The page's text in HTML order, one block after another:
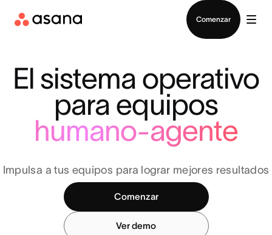
Comenzar
El sistema operativo
para equipos
humano-agente
Impulsa a tus equipos para lograr mejores resultados
Comenzar
Ver demo